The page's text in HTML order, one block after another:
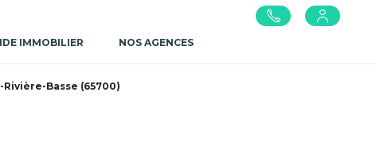
IMMOBILIER NOS AGENCES
Basse (65700)